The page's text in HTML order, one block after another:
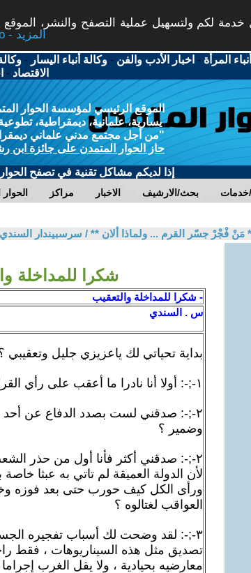
خدمة لكم ولتسهيل عملية التصفح والنشر،
More info - المزيد
المرأة - اخبار الأدب والفن -وكالة أنباء اليسار -
الاقتصاد -
الموقع الرئيسي لمؤسسة الحوار
يسارية، علمانية، ديمقراطية،
"من أجل مجتمع مدني علماني
حاز الحوار المتمدن على جائزة ابن
إذا لديكم مشاكل تقنية في تصفح
مراكز الاخبار بحث/الارشيف خدمات
مَنْ فْجْرْ جسّر القرم ... ولماذا ألان ** / سرسبيندار السندي
شكرا للمداخلة
- شكرا للمداخلة والتعقيب
س . السندي
بداية تحياتي لك ياعزيزي جليل وتعقيبي
١-;-: أولا أنا نادرا ما أعقب على رأي القراء الاعزاء إلا في حالة وجود سوء فهم وتقدير ؟
٢-;-: صدقني لست بصدد الدفاع عن
وضمير ؟
٢-;-: صدقني أكثر فأنا أول من حذر
لأن الدولة العميقة لم تاتي به عبثا
ورأى الكل كيف حورب حتى بعد فوزه
العواقب لغتالوه ؟
٣-;-: لقد وضحت لك أسباب تفجيره
تصديق مثل هذه السيناريوهات ، فقط
معارضيه بحيادية ، ولا يقل الغرب